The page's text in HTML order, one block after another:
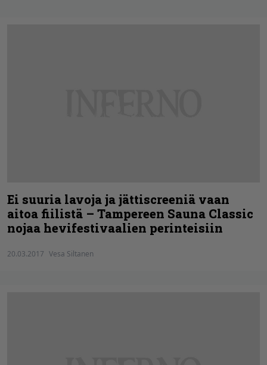
Ei suuria lavoja ja jättiscreeniä vaan
aitoa fiilistä – Tampereen Sauna Classic
nojaa hevifestivaalien perinteisiin
20.03.2017 Vesa Siltanen